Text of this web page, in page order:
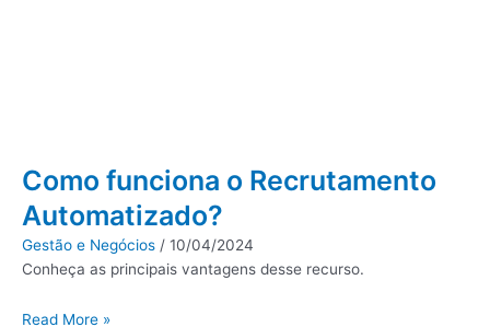
Como funciona o Recrutamento
Automatizado?
Gestão e Negócios / 10/04/2024
Conheça as principais vantagens desse recurso.
Read More »